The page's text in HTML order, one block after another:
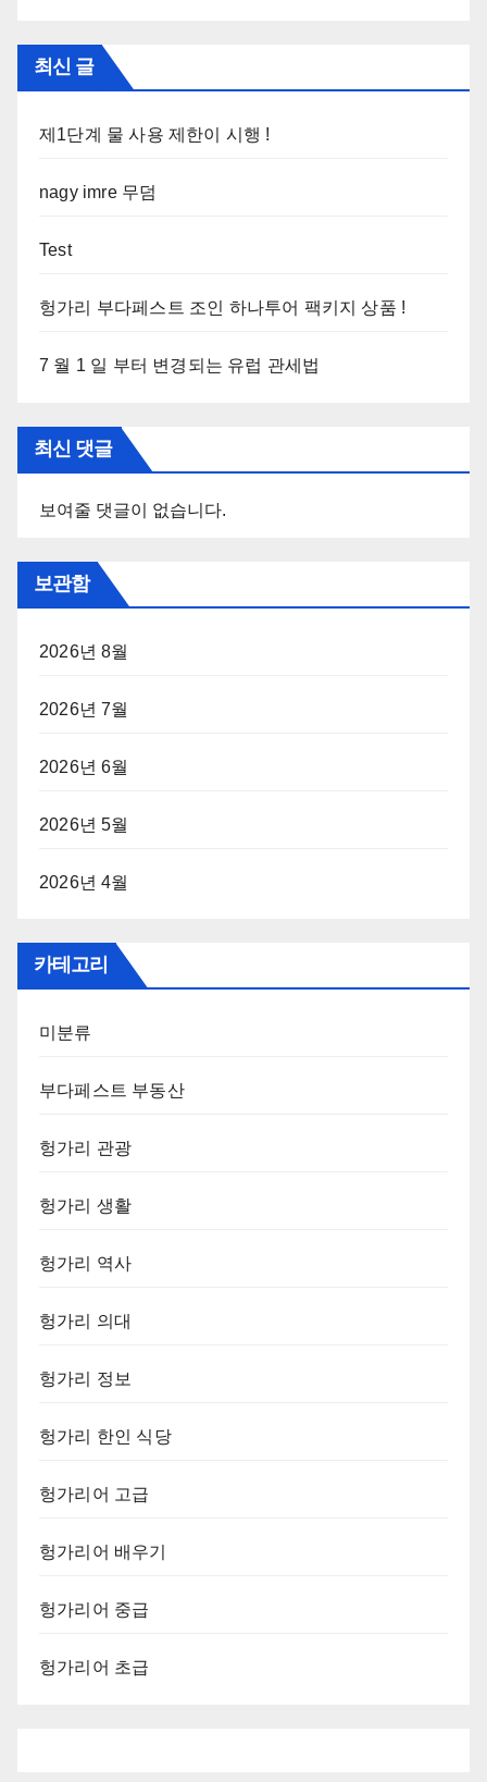
최신 글
제1단계 물 사용 제한이 시행 !
nagy imre 무덤
Test
헝가리 부다페스트 조인 하나투어 팩키지 상품 !
7 월 1 일 부터 변경되는 유럽 관세법
최신 댓글
보여줄 댓글이 없습니다.
보관함
2026년 8월
2026년 7월
2026년 6월
2026년 5월
2026년 4월
카테고리
미분류
부다페스트 부동산
헝가리 관광
헝가리 생활
헝가리 역사
헝가리 의대
헝가리 정보
헝가리 한인 식당
헝가리어 고급
헝가리어 배우기
헝가리어 중급
헝가리어 초급